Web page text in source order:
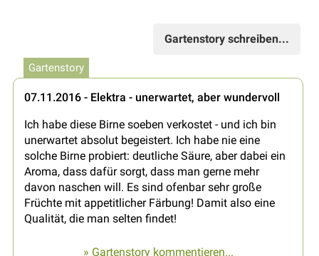
Gartenstory schreiben...
Gartenstory
07.11.2016 - Elektra - unerwartet, aber wundervoll
Ich habe diese Birne soeben verkostet - und ich bin
unerwartet absolut begeistert. Ich habe nie eine
solche Birne probiert: deutliche Säure, aber dabei ein
Aroma, dass dafür sorgt, dass man gerne mehr
davon naschen will. Es sind ofenbar sehr große
Früchte mit appetitlicher Färbung! Damit also eine
Qualität, die man selten findet!
» Gartenstory kommentieren...